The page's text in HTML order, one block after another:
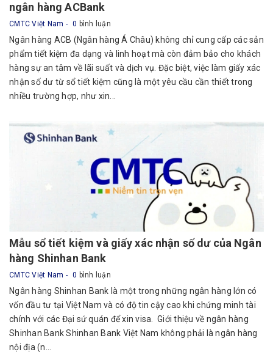
ngân hàng ACBank
CMTC Việt Nam 0 bình luận
Ngân hàng ACB (Ngân hàng Á Châu) không chỉ cung cấp các sản
phẩm tiết kiệm đa dạng và linh hoạt mà còn đảm bảo cho khách
hàng sự an tâm về lãi suất và dịch vụ. Đặc biệt, việc làm giấy xác
nhận số dư từ sổ tiết kiệm cũng là một yêu cầu cần thiết trong
nhiều trường hợp, như xin...
Mẫu sổ tiết kiệm và giấy xác nhận số dư của Ngân
hàng Shinhan Bank
CMTC Việt Nam 0 bình luận
Ngân hàng Shinhan Bank là một trong những ngân hàng lớn có
vốn đầu tư tại Việt Nam và có độ tin cậy cao khi chứng minh tài
chính với các Đại sứ quán để xin visa. Giới thiệu về ngân hàng
Shinhan Bank Shinhan Bank Việt Nam không phải là ngân hàng
nội địa (n...